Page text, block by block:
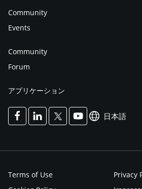
Community
Events
Community
Forum
アプリケーション
日本語
Terms of Use
Privacy